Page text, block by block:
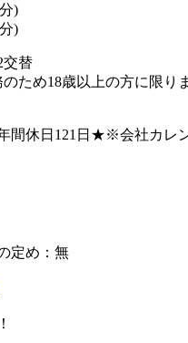
)
)
交替
ため18歳以上の方に限り
休日121日★※会社カレン
定め：無